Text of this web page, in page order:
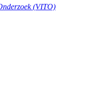
(VITO)